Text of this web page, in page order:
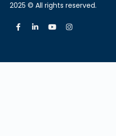
2025 © All rights reserved.